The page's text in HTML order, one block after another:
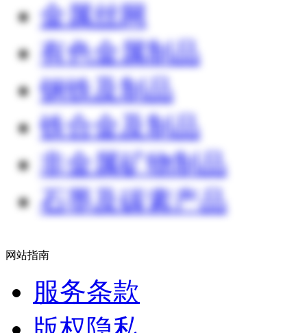
金属丝网
有色金属制品
钢铁及制品
铁合金及制品
非金属矿物制品
石墨及碳素产品
网站指南
服务条款